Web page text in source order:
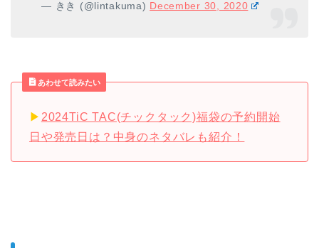
— きき (@lintakuma) December 30, 2020
あわせて読みたい
▶︎ 2024TiC TAC(チックタック)福袋の予約開始
日や発売日は？中身のネタバレも紹介！